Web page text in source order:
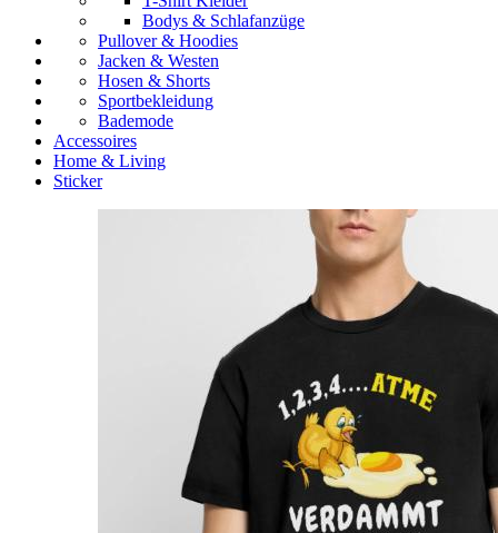
Bodys & Schlafanzüge
Pullover & Hoodies
Jacken & Westen
Hosen & Shorts
Sportbekleidung
Bademode
Accessoires
Home & Living
Sticker